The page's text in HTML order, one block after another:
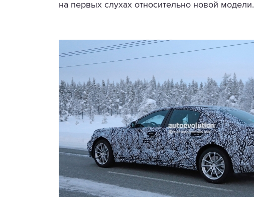
на первых слухах относительно новой модели.